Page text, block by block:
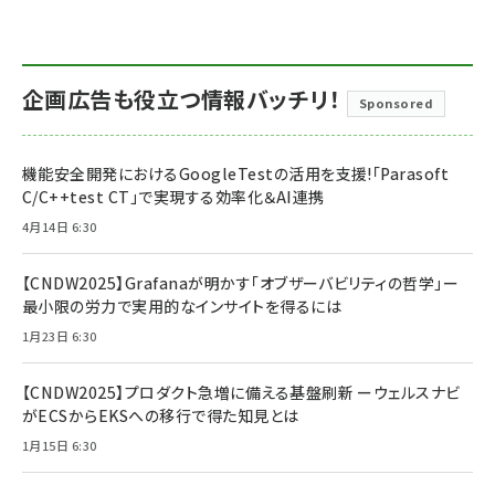
企画広告も役立つ情報バッチリ！ Sponsored
機能安全開発におけるGoogleTestの活用を支援!「Parasoft
C/C++test CT」で実現する効率化＆AI連携
4月14日 6:30
【CNDW2025】Grafanaが明かす「オブザーバビリティの哲学」ー
最小限の労力で実用的なインサイトを得るには
1月23日 6:30
【CNDW2025】プロダクト急増に備える基盤刷新 ーウェルスナビ
がECSからEKSへの移行で得た知見とは
1月15日 6:30